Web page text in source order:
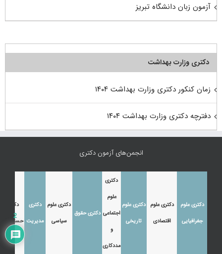
آزمون زبان دانشگاه تبریز
دکتری وزارت بهداشت
زمان کنکور دکتری وزارت بهداشت ۱۴۰۴
دفترچه دکتری وزارت بهداشت ۱۴۰۴
انجمن‌های آزمون دکتری
دکتری علوم
جغرافیایی
دکتری علوم
اقتصادی
دکتری علوم
تاریخی
دکتری
علوم
اجتماعی
و
مددکاری
دکتری حقوق
دکتری علوم
سیاسی
دکتری
مدیریت
دکتری
حسابداری
2